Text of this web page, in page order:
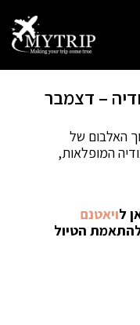
– דצמבר
האלבום של
המופלאות,
לויאטנם
חייגו 03-7444422 להתאמת הטיול